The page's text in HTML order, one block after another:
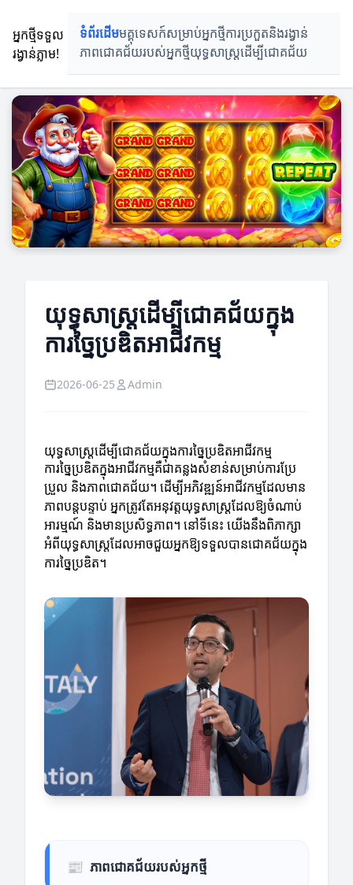
អ្នកថ្មីទទួល
រង្វាន់ភ្លាម!
ទំព័រដើមមគ្គុទេសក៍សម្រាប់អ្នកថ្មីការប្រកួតនិងរង្វាន់
ភាពជោគជ័យរបស់អ្នកថ្មីយុទ្ធសាស្ត្រដើម្បីជោគជ័យ
យុទ្ធសាស្ត្រដើម្បីជោគជ័យក្នុង
ការច្នៃប្រឌិតអាជីវកម្ម
2026-06-25 Admin
យុទ្ធសាស្ត្រដើម្បីជោគជ័យក្នុងការច្នៃប្រឌិតអាជីវកម្ម
ការច្នៃប្រឌិតក្នុងអាជីវកម្មគឺជាគន្លងសំខាន់សម្រាប់ការប្រែ
ប្រួល និងភាពជោគជ័យ។ ដើម្បីអភិវឌ្ឍន៍អាជីវកម្មដែលមាន
ភាពបន្តបន្ទាប់ អ្នកត្រូវតែអនុវត្តយុទ្ធសាស្ត្រដែលឱ្យចំណាប់
អារម្មណ៍ និងមានប្រសិទ្ធភាព។ នៅទីនេះ យើងនឹងពិភាក្សា
អំពីយុទ្ធសាស្ត្រដែលអាចជួយអ្នកឱ្យទទួលបានជោគជ័យក្នុង
ការច្នៃប្រឌិត។
📰 ភាពជោគជ័យរបស់អ្នកថ្មី